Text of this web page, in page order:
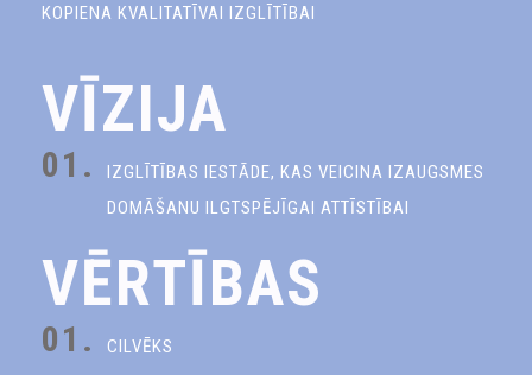
KOPIENA KVALITATĪVAI IZGLĪTĪBAI
VĪZIJA
01.
IZGLĪTĪBAS IESTĀDE, KAS VEICINA IZAUGSMES
DOMĀŠANU ILGTSPĒJĪGAI ATTĪSTĪBAI
VĒRTĪBAS
01. CILVĒKS